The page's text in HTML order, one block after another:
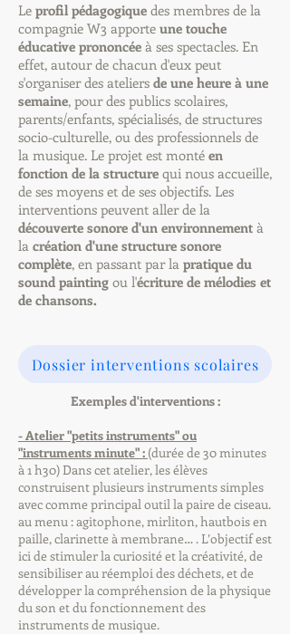
Le profil pédagogique des membres de la
compagnie W3 apporte une touche
éducative prononcée à ses spectacles. En
effet, autour de chacun d'eux peut
s'organiser des ateliers de une heure à une
semaine, pour des publics scolaires,
parents/enfants, spécialisés, de structures
socio-culturelle, ou des professionnels de
la musique. Le projet est monté en
fonction de la structure qui nous accueille,
de ses moyens et de ses objectifs. Les
interventions peuvent aller de la
découverte sonore d'un environnement à
la création d'une structure sonore
complète, en passant par la pratique du
sound painting ou l'écriture de mélodies et
de chansons.
Dossier interventions scolaires
Exemples d'interventions :
- Atelier "petits instruments" ou
"instruments minute" : (durée de 30 minutes
à 1 h30) Dans cet atelier, les élèves
construisent plusieurs instruments simples
avec comme principal outil la paire de ciseau.
au menu : agitophone, mirliton, hautbois en
paille, clarinette à membrane… . L’objectif est
ici de stimuler la curiosité et la créativité, de
sensibiliser au réemploi des déchets, et de
développer la compréhension de la physique
du son et du fonctionnement des
instruments de musique.